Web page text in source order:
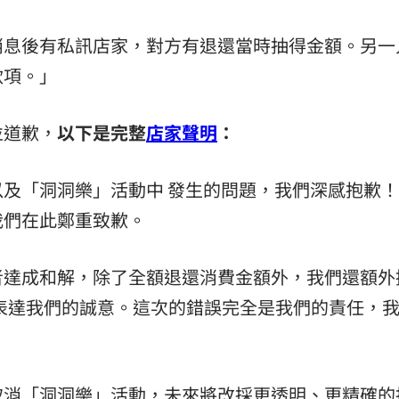
後有私訊店家，對方有退還當時抽得金額。另
。」
歉， 以下是完整店家聲明 ：
「洞洞樂」活動中 發生的問題，我們深感抱歉
在此鄭重致歉。
成和解，除了全額退還消費金額外，我們還額
我們的誠意。這次的錯誤完全是我們的責任，